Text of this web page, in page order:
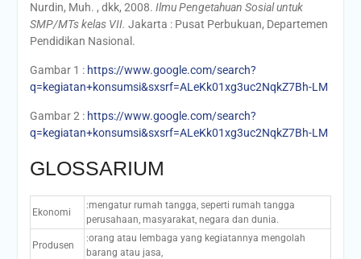
Nurdin, Muh. , dkk, 2008. Ilmu Pengetahuan Sosial untuk
SMP/MTs kelas VII. Jakarta : Pusat Perbukuan, Departemen
Pendidikan Nasional.
Gambar 1 : https://www.google.com/search?
q=kegiatan+konsumsi&sxsrf=ALeKk01xg3uc2NqkZ7Bh-LM
Gambar 2 : https://www.google.com/search?
q=kegiatan+konsumsi&sxsrf=ALeKk01xg3uc2NqkZ7Bh-LM
GLOSSARIUM
Ekonomi
:mengatur rumah tangga, seperti rumah tangga
perusahaan, masyarakat, negara dan dunia.
Produsen
:orang atau lembaga yang kegiatannya mengolah
barang atau jasa,